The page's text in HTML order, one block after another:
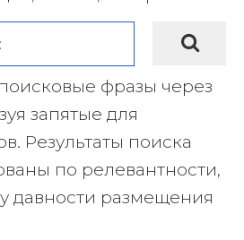
фразы через
запятые для
Результаты поиска
по релевантности,
давности размещения